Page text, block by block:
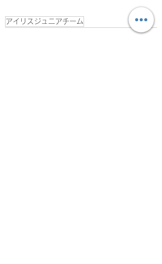
アイリスジュニアチーム